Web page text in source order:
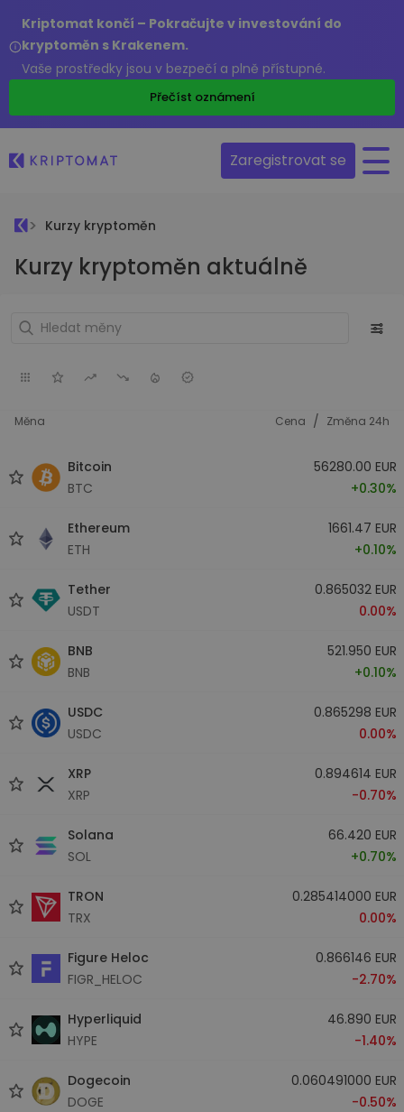
Kriptomat končí – Pokračujte v investování do
kryptoměn s Krakenem.
Vaše prostředky jsou v bezpečí a plně přístupné.
Přečíst oznámení
Zaregistrovat se
Kurzy kryptoměn
Kurzy kryptoměn aktuálně
Měna Cena / Změna 24h
Bitcoin
BTC
56280.00 EUR
+0.30%
Ethereum
ETH
1661.47 EUR
+0.10%
Tether
USDT
0.865032 EUR
0.00%
BNB
BNB
521.950 EUR
+0.10%
USDC
USDC
0.865298 EUR
0.00%
XRP
XRP
0.894614 EUR
-0.70%
Solana
SOL
66.420 EUR
+0.70%
TRON
TRX
0.285414000 EUR
0.00%
Figure Heloc
FIGR_HELOC
0.866146 EUR
-2.70%
Hyperliquid
HYPE
46.890 EUR
-1.40%
Dogecoin
DOGE
0.060491000 EUR
-0.50%